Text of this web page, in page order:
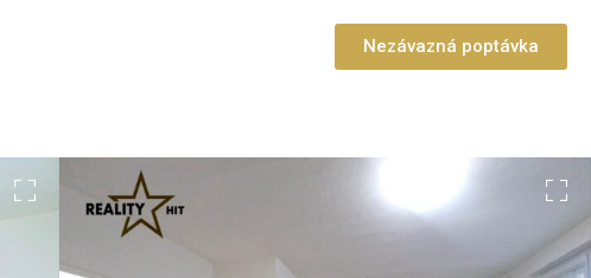
Nezávazná poptávka